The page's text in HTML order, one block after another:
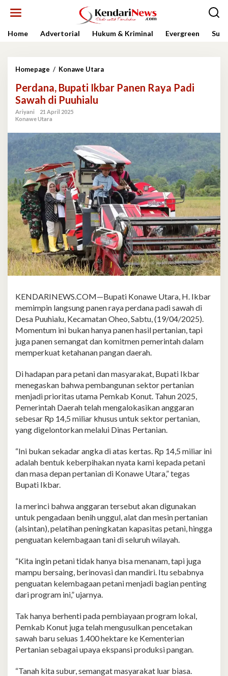
Home
Advertorial Hukum & Kriminal Evergreen
Homepage / Konawe UtaraPerdana,
Ikbar
di
Puuhialu
Perdana, Bupati Ikbar Panen Raya Padi
Sawah di Puuhialu
Ariyani
21 April 2025
Konawe Utara
KENDARINEWS.COM—Bupati Konawe Utara, H. Ikbar
memimpin langsung panen raya perdana padi sawah di
Desa Puuhialu, Kecamatan Oheo, Sabtu, (19/04/2025).
Momentum ini bukan hanya panen hasil pertanian, tapi
juga panen semangat dan komitmen pemerintah dalam
memperkuat ketahanan pangan daerah.
Di hadapan para petani dan masyarakat, Bupati Ikbar
menegaskan bahwa pembangunan sektor pertanian
menjadi prioritas utama Pemkab Konut. Tahun 2025,
Pemerintah Daerah telah mengalokasikan anggaran
sebesar Rp 14,5 miliar khusus untuk sektor pertanian,
yang digelontorkan melalui Dinas Pertanian.
“Ini bukan sekadar angka di atas kertas. Rp 14,5 miliar ini
adalah bentuk keberpihakan nyata kami kepada petani
dan masa depan pertanian di Konawe Utara,” tegas
Bupati Ikbar.
Ia merinci bahwa anggaran tersebut akan digunakan
untuk pengadaan benih unggul, alat dan mesin pertanian
(alsintan), pelatihan peningkatan kapasitas petani, hingga
penguatan kelembagaan tani di seluruh wilayah.
“Kita ingin petani tidak hanya bisa menanam, tapi juga
mampu bersaing, berinovasi dan mandiri. Itu sebabnya
penguatan kelembagaan petani menjadi bagian penting
dari program ini,” ujarnya.
Tak hanya berhenti pada pembiayaan program lokal,
Pemkab Konut juga telah mengusulkan pencetakan
sawah baru seluas 1.400 hektare ke Kementerian
Pertanian sebagai upaya ekspansi produksi pangan.
“Tanah kita subur, semangat masyarakat luar biasa.